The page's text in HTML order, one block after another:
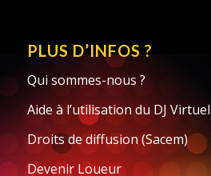
PLUS D’INFOS ?
Qui sommes-nous ?
Aide à l’utilisation du DJ Virtuel
Droits de diffusion (Sacem)
Devenir Loueur